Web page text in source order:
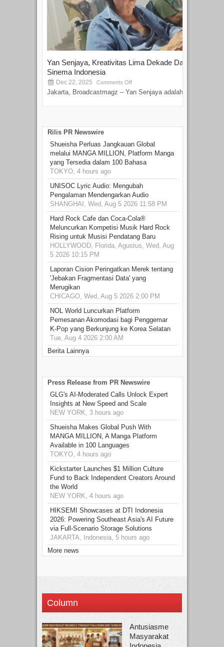
Yan Senjaya, Kreativitas Lima Dekade Dalam
Sinema Indonesia
Dec 22, 2025 Comments Off
Jakarta, Broadcastmagz – Yan Senjaya adalah...
Rilis PR Newswire
Shueisha Perluas Jangkauan Global
melalui MANGA MILLION, Platform Manga
yang Tersedia dalam 100 Bahasa
TOKYO, 4 hours ago
UNISOC Lyric Audio: Mengubah
Pengalaman Mendengarkan Audio
SHANGHAI, Wed, Aug 5 2026 11:58 PM
Hard Rock Cafe dan Coca-Cola®
Meluncurkan Kompetisi Musik Hard Rock
Rising untuk Musisi Pendatang Baru
HOLLYWOOD, Florida, Agustus, Wed, Aug
5 2026 10:15 PM
Laporan Cision Peringatkan Merek tentang
'Jebakan Fragmentasi Data' yang
Merugikan
CHICAGO, Wed, Aug 5 2026 2:00 PM
NOL World Luncurkan Platform
Pemesanan Akomodasi bagi Penggemar
K-Pop yang Berkunjung ke Korea Selatan
Tue, Aug 4 2026 2:00 AM
Berita Lainnya
Press Release from PR Newswire
GLG's AI-Moderated Calls Unlock Expert
Insights at New Speed and Scale
NEW YORK, 3 hours ago
Shueisha Makes Global Push With
MANGA MILLION, A Manga Platform
Available in 100 Languages
TOKYO, 4 hours ago
Kickstarter Launches $1 Million Culture
Fund to Back Independent Creators Around
the World
NEW YORK, 4 hours ago
HIKSEMI Showcases at DTI Indonesia
2026: Powering Southeast Asia's AI Future
via Full‑Scenario Storage Solutions
JAKARTA, Indonesia, 5 hours ago
More news
Column
Antusiasme
Masyarakat